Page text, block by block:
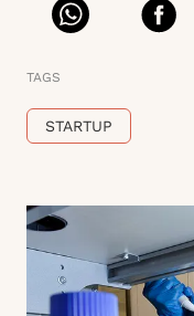
TAGS
STARTUP